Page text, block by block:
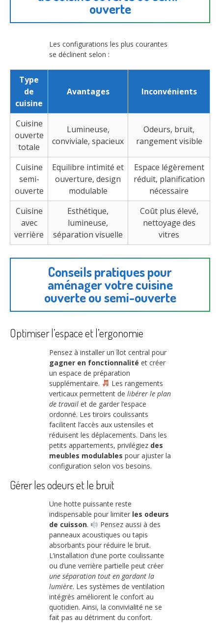
ouverte
Les configurations les plus courantes
se déclinent selon :
Type
de
cuisine
Avantages Inconvénients
Cuisine
ouverte
totale
Lumineuse,
conviviale, spacieux
Odeurs, bruit,
rangement visible
Cuisine
semi-
ouverte
Equilibre intimité et
ouverture, design
modulable
Espace légèrement
réduit, planification
nécessaire
Cuisine
avec
verrière
Esthétique,
lumineuse,
séparation visuelle
Coût plus élevé,
nettoyage des
vitres
Conseils pratiques pour
aménager votre cuisine
ouverte ou semi-ouverte
Optimiser l’espace et l’ergonomie
Pensez à installer un îlot central pour
gagner en fonctionnalité et créer
un espace de préparation
supplémentaire.
Les rangements
verticaux permettent de libérer le plan
de travail et de garder l’espace
ordonné. Les tiroirs coulissants
facilitent l’accès aux ustensiles et
réduisent les déplacements. Dans les
petits appartements, privilégiez des
meubles modulables pour ajuster la
configuration selon vos besoins.
Gérer les odeurs et le bruit
Une hotte puissante reste
indispensable pour limiter les odeurs
de cuisson.
Pensez aussi à des
panneaux acoustiques ou tapis
absorbants pour réduire le bruit.
L’installation d’une porte coulissante
ou d’une verrière partielle peut créer
une séparation tout en gardant la
lumière. Les systèmes de ventilation
intégrés améliorent le confort au
quotidien. Ainsi, la convivialité ne se
fait pas au détriment du confort.